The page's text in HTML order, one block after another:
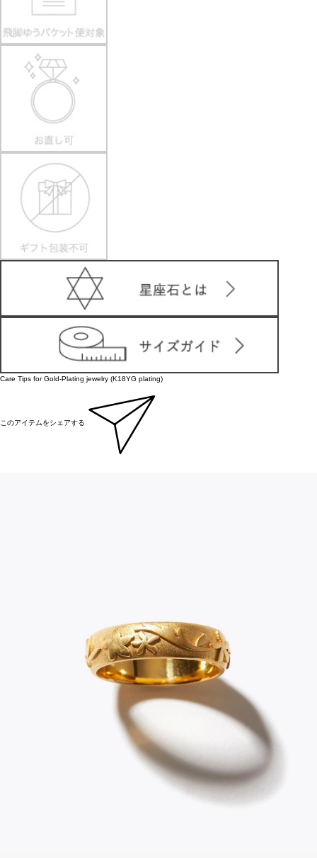
Care Tips for Gold-Plating jewelry (K18YG plating)
このアイテムをシェアする